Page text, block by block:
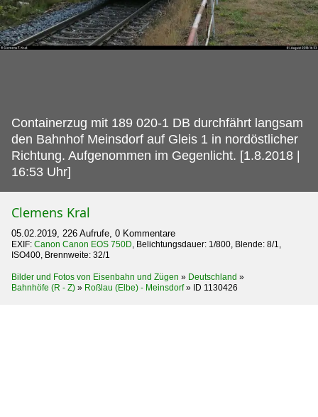
Containerzug mit 189 020-1 DB durchfährt langsam
den Bahnhof Meinsdorf auf Gleis 1 in nordöstlicher
Richtung. Aufgenommen im Gegenlicht. [1.8.2018 |
16:53 Uhr]
Clemens Kral
05.02.2019, 226 Aufrufe, 0 Kommentare
EXIF: Canon Canon EOS 750D , Belichtungsdauer: 1/800, Blende: 8/1,
ISO400, Brennweite: 32/1
Bilder und Fotos von Eisenbahn und Zügen » Deutschland »
Bahnhöfe (R - Z) » Roßlau (Elbe) - Meinsdorf» ID 1130426